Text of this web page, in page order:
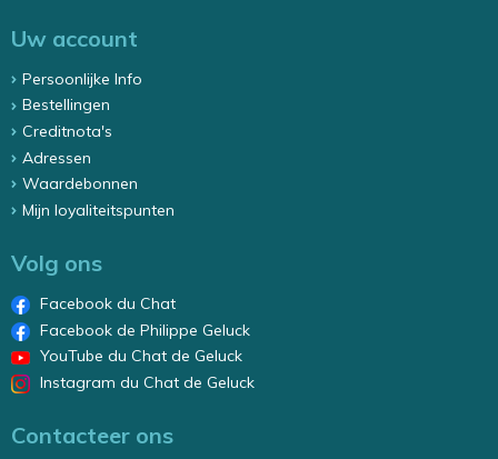
Uw account
Persoonlijke Info
Bestellingen
Creditnota's
Adressen
Waardebonnen
Mijn loyaliteitspunten
Volg ons
Facebook du Chat
Facebook de Philippe Geluck
YouTube du Chat de Geluck
Instagram du Chat de Geluck
Contacteer ons